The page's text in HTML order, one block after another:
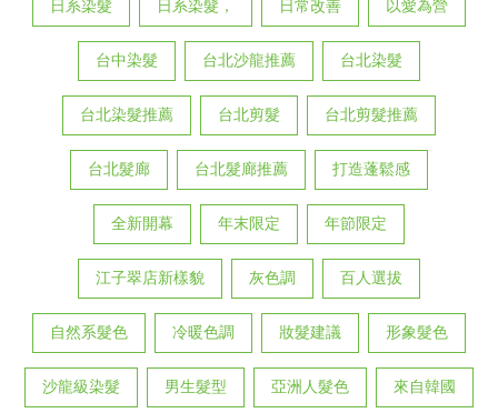
日系染髮 日系染髮， 日常改善 以愛為營
台中染髮 台北沙龍推薦 台北染髮
台北染髮推薦 台北剪髮 台北剪髮推薦
台北髮廊 台北髮廊推薦 打造蓬鬆感
全新開幕 年末限定 年節限定
江子翠店新樣貌 灰色調 百人選拔
自然系髮色 冷暖色調 妝髮建議 形象髮色
沙龍級染髮 男生髮型 亞洲人髮色 來自韓國